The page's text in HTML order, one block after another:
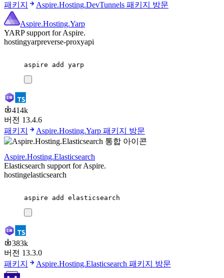
패키지
Aspire.Hosting.DevTunnels 패키지 방문
Aspire.Hosting.Yarp
YARP support for Aspire.
hostingyarpreverse-proxyapi
aspire add yarp
414k
버전 13.4.6
패키지
Aspire.Hosting.Yarp 패키지 방문
Aspire.Hosting.Elasticsearch
Elasticsearch support for Aspire.
hostingelasticsearch
aspire add elasticsearch
383k
버전 13.3.0
패키지
Aspire.Hosting.Elasticsearch 패키지 방문